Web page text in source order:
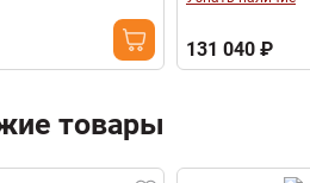
131 040 ₽
товары